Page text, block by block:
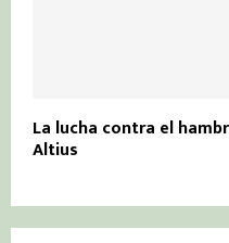
La lucha contra el
Altius